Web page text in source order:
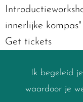
innerlijke kompas"
Get tickets
Synced with
Ik begeleid
waardoor je